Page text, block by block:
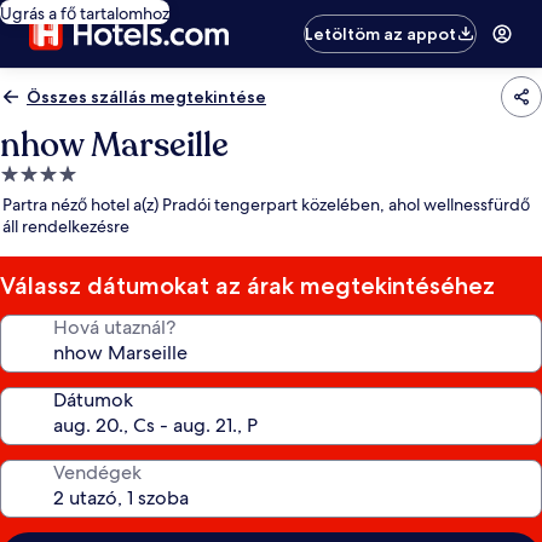
Ugrás a fő tartalomhoz
Letöltöm az appot
Összes szállás megtekintése
nhow Marseille
4.0
csillagos
szálláshely
Partra néző hotel a(z) Pradói tengerpart közelében, ahol wellnessfürdő
áll rendelkezésre
Válassz dátumokat az árak megtekintéséhez
Hová utaznál?
Dátumok
Vendégek